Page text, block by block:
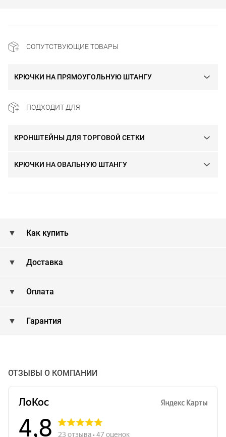
СОПУТСТВУЮЩИЕ ТОВАРЫ
КРЮЧКИ НА ПРЯМОУГОЛЬНУЮ ШТАНГУ
ПОДХОДИТ ДЛЯ
КРОНШТЕЙНЫ ДЛЯ ТОРГОВОЙ СЕТКИ
КРЮЧКИ НА ОВАЛЬНУЮ ШТАНГУ
Как купить
Доставка
Оплата
Гарантия
ОТЗЫВЫ О КОМПАНИИ